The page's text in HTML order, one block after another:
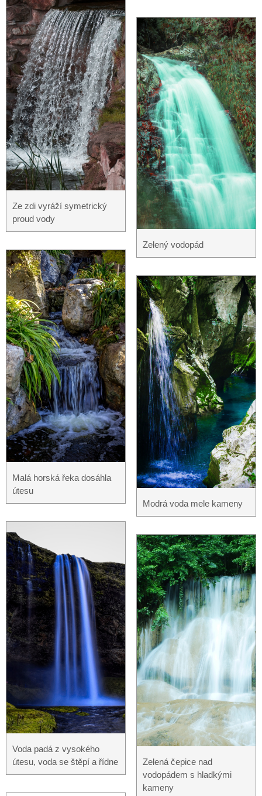
Ze zdi vyráží symetrický
proud vody
Malá horská řeka dosáhla
útesu
Voda padá z vysokého
útesu, voda se štěpí a řídne
Zelený vodopád
Modrá voda mele kameny
Zelená čepice nad
vodopádem s hladkými
kameny